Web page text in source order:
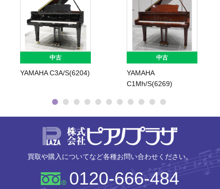
中古
YAMAHA C3A/S(6204)
中古
YAMAHA
C1Mh/S(6269)
買取や購入についてなど各種お問い合わせください。
0120-666-484